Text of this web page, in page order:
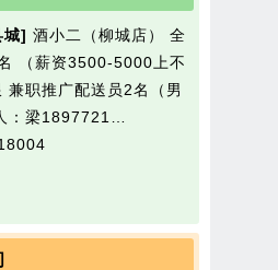
城] 酒小二（柳城店） 全
（薪资3500-5000上不
兼职推广配送员2名（男
：梁1897721…